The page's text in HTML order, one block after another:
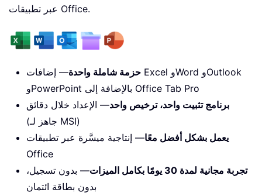
عبر تطبيقات Office.
حزمة شاملة واحدة— إضافات Excel وWord وOutlook
وPowerPoint بالإضافة إلى Office Tab Pro
برنامج تثبيت واحد، ترخيص واحد— الإعداد خلال دقائق
(جاهز لـ MSI)
يعمل بشكل أفضل معًا— إنتاجية ميسَّرة عبر تطبيقات
Office
تجربة مجانية لمدة 30 يومًا بكامل الميزات
— بدون تسجيل،
بدون بطاقة ائتمان